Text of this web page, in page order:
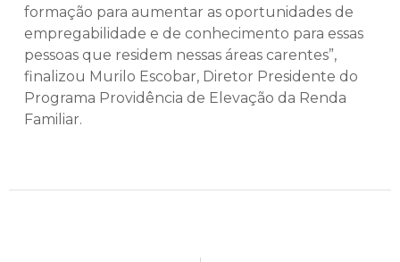
formação para aumentar as oportunidades de
empregabilidade e de conhecimento para essas
pessoas que residem nessas áreas carentes”,
finalizou Murilo Escobar, Diretor Presidente do
Programa Providência de Elevação da Renda
Familiar.